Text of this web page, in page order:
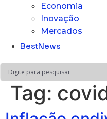
Economia
Inovação
Mercados
BestNews
Tag: